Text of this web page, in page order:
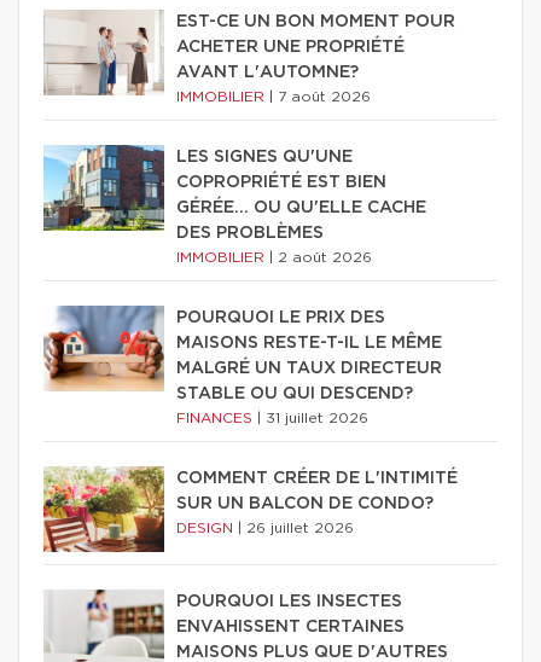
EST-CE UN BON MOMENT POUR
ACHETER UNE PROPRIÉTÉ
AVANT L'AUTOMNE?
IMMOBILIER 7 août 2026
LES SIGNES QU'UNE
COPROPRIÉTÉ EST BIEN
GÉRÉE… OU QU'ELLE CACHE
DES PROBLÈMES
IMMOBILIER 2 août 2026
POURQUOI LE PRIX DES
MAISONS RESTE-T-IL LE MÊME
MALGRÉ UN TAUX DIRECTEUR
STABLE OU QUI DESCEND?
FINANCES 31 juillet 2026
COMMENT CRÉER DE L'INTIMITÉ
SUR UN BALCON DE CONDO?
DESIGN 26 juillet 2026
POURQUOI LES INSECTES
ENVAHISSENT CERTAINES
MAISONS PLUS QUE D'AUTRES